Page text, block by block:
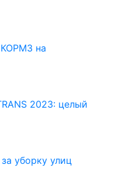
на
2023: целый
уборку улиц